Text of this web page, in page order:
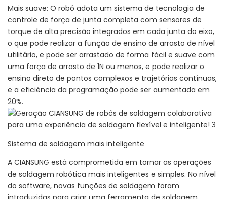
Mais suave: O robô adota um sistema de tecnologia de
controle de força de junta completa com sensores de
torque de alta precisão integrados em cada junta do eixo,
o que pode realizar a função de ensino de arrasto de nível
utilitário, e pode ser arrastado de forma fácil e suave com
uma força de arrasto de 1N ou menos, e pode realizar o
ensino direto de pontos complexos e trajetórias contínuas,
e a eficiência da programação pode ser aumentada em
20%.
Sistema de soldagem mais inteligente
A CIANSUNG está comprometida em tornar as operações
de soldagem robótica mais inteligentes e simples. No nível
do software, novas funções de soldagem foram